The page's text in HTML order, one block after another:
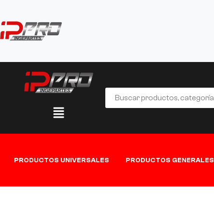
PRODUCTOS UNIVERSALES PRODUCTOS GENERALES